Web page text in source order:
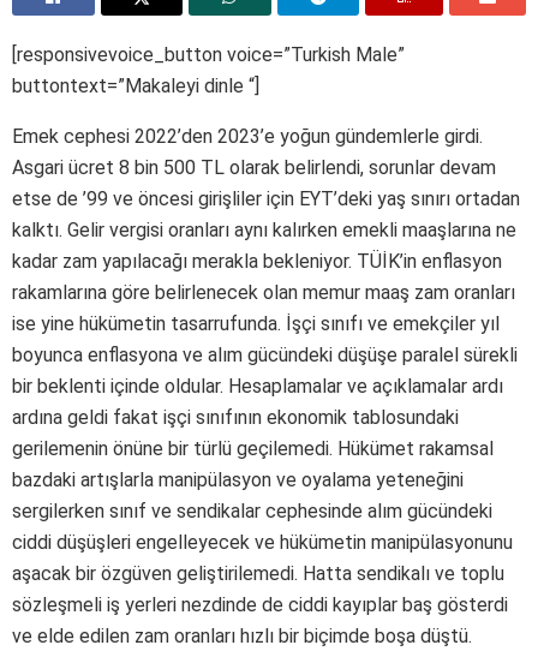
[responsivevoice_button voice=”Turkish Male”
buttontext=”Makaleyi dinle “]
Emek cephesi 2022’den 2023’e yoğun gündemlerle girdi.
Asgari ücret 8 bin 500 TL olarak belirlendi, sorunlar devam
etse de ’99 ve öncesi girişliler için EYT’deki yaş sınırı ortadan
kalktı. Gelir vergisi oranları aynı kalırken emekli maaşlarına ne
kadar zam yapılacağı merakla bekleniyor. TÜİK’in enflasyon
rakamlarına göre belirlenecek olan memur maaş zam oranları
ise yine hükümetin tasarrufunda. İşçi sınıfı ve emekçiler yıl
boyunca enflasyona ve alım gücündeki düşüşe paralel sürekli
bir beklenti içinde oldular. Hesaplamalar ve açıklamalar ardı
ardına geldi fakat işçi sınıfının ekonomik tablosundaki
gerilemenin önüne bir türlü geçilemedi. Hükümet rakamsal
bazdaki artışlarla manipülasyon ve oyalama yeteneğini
sergilerken sınıf ve sendikalar cephesinde alım gücündeki
ciddi düşüşleri engelleyecek ve hükümetin manipülasyonunu
aşacak bir özgüven geliştirilemedi. Hatta sendikalı ve toplu
sözleşmeli iş yerleri nezdinde de ciddi kayıplar baş gösterdi
ve elde edilen zam oranları hızlı bir biçimde boşa düştü.